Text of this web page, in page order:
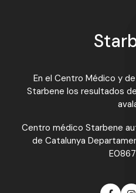
En el Centro Médico y
Starbene los resultados
Centro médico Starbene
de Catalunya